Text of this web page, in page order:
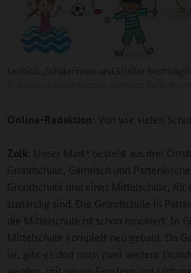
Online-Redaktion: Von wie vielen
Zolk: Unser Markt besteht aus drei
Grundschule, Garmisch und
Grundschule und einer Mittelschule, für
zuständig sind. Die Grundschule in
die Mittelschule ist schon renoviert. In
Mittelschule komplett neu gebaut. Da
ist, gibt es dort noch zwei weitere